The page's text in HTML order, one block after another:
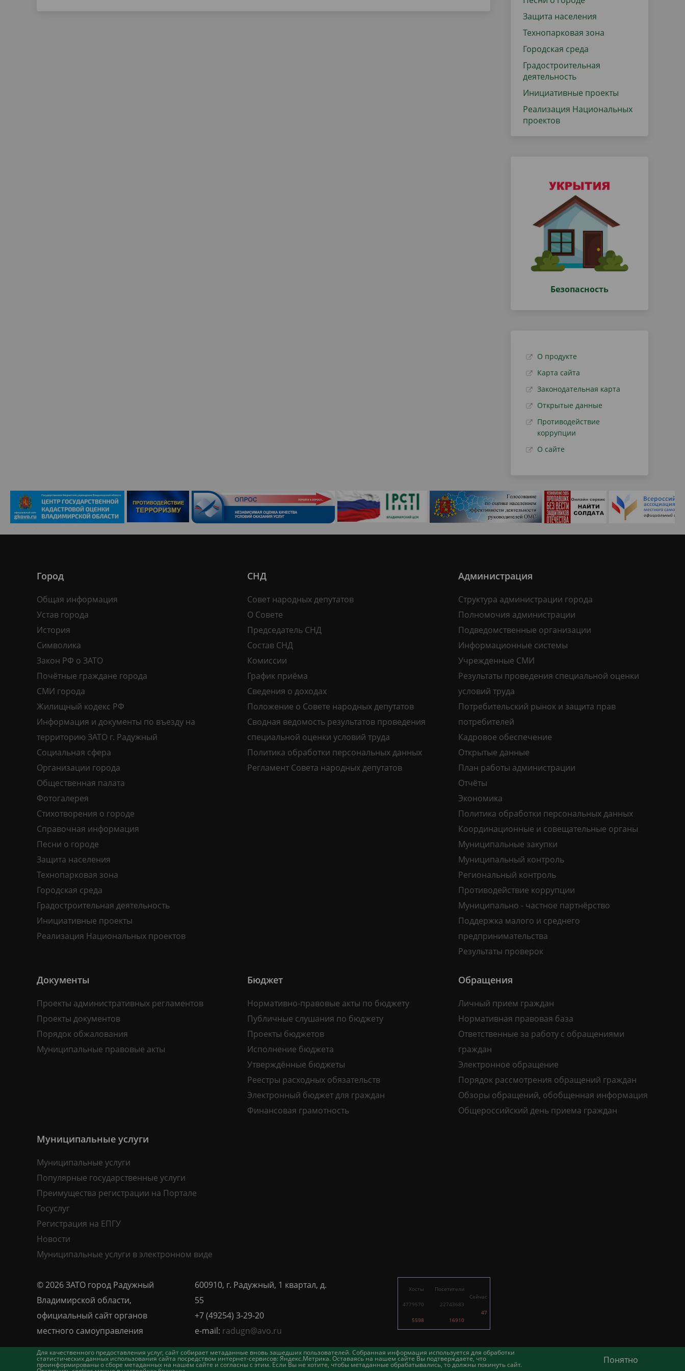
Защита населения
Технопарковая зона
Городская среда
Градостроительная
деятельность
Инициативные проекты
Реализация Национальных
проектов
Безопасность
О продукте
Карта сайта
Законодательная карта
Открытые данные
Противодействие
коррупции
О сайте
Для качественного предоставления услуг, сайт собирает метаданные вновь зашедших пользователей. Собранная информация используется для обработки
статистических данных использования сайта посредством интернет-сервисов: Яндекс.Метрика. Оставаясь на нашем сайте Вы подтверждаете, что
проинформированы о сборе метаданных на нашем сайте и согласны с этим. Если Вы не хотите, чтобы метаданные обрабатывались, то должны покинуть сайт. Понятно
Город
Общая информация
Устав города
История
Символика
Закон РФ о ЗАТО
Почётные граждане города
СМИ города
Жилищный кодекс РФ
Информация и документы по въезду на
территорию ЗАТО г. Радужный
Социальная сфера
Организации города
Общественная палата
Фотогалерея
Стихотворения о городе
Справочная информация
Песни о городе
Защита населения
Технопарковая зона
Городская среда
Градостроительная деятельность
Инициативные проекты
Реализация Национальных проектов
СНД
Совет народных депутатов
О Совете
Председатель СНД
Состав СНД
Комиссии
График приёма
Сведения о доходах
Положение о Совете народных депутатов
Сводная ведомость результатов проведения
специальной оценки условий труда
Политика обработки персональных данных
Регламент Совета народных депутатов
Администрация
Структура администрации города
Полномочия администрации
Подведомственные организации
Информационные системы
Учрежденные СМИ
Результаты проведения специальной оценки
условий труда
Потребительский рынок и защита прав
потребителей
Кадровое обеспечение
Открытые данные
План работы администрации
Отчёты
Экономика
Политика обработки персональных данных
Координационные и совещательные органы
Муниципальные закупки
Муниципальный контроль
Региональный контроль
Противодействие коррупции
Муниципально - частное партнёрство
Поддержка малого и среднего
предпринимательства
Результаты проверок
Документы
Проекты административных регламентов
Проекты документов
Порядок обжалования
Муниципальные правовые акты
Бюджет
Нормативно-правовые акты по бюджету
Публичные слушания по бюджету
Проекты бюджетов
Исполнение бюджета
Утверждённые бюджеты
Реестры расходных обязательств
Электронный бюджет для граждан
Финансовая грамотность
Обращения
Личный прием граждан
Нормативная правовая база
Ответственные за работу с обращениями
граждан
Электронное обращение
Порядок рассмотрения обращений граждан
Обзоры обращений, обобщенная информация
Общероссийский день приема граждан
Муниципальные услуги
Муниципальные услуги
Популярные государственные услуги
Преимущества регистрации на Портале
Госуслуг
Регистрация на ЕПГУ
Новости
Муниципальные услуги в электронном виде
© 2026 ЗАТО город Радужный
Владимирской области,
официальный сайт органов
местного самоуправления
600910, г. Радужный, 1 квартал, д.
55
+7 (49254) 3-29-20
e-mail: radugn@avo.ru
Хосты
4779570
5598
Посетители
22743683
16910
Сейчас
47